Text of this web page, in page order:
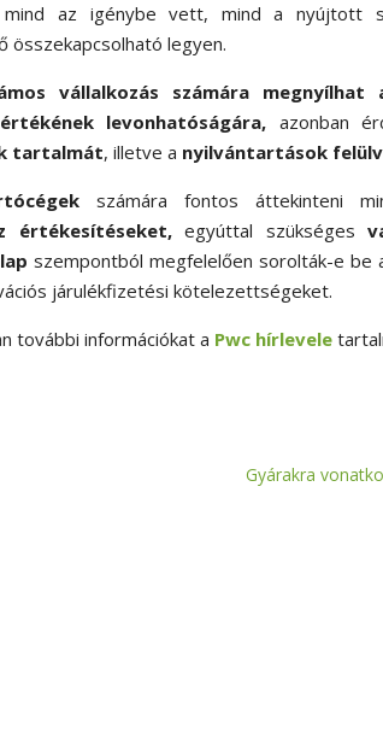
mind az igénybe vett, mind a nyújtott
összekapcsolható legyen.
vállalkozás számára
levonhatóságára, azonban
tartalmát, illetve a nyilvántartások
számára fontos áttekinteni
értékesítéseket,egyúttal szükséges
szempontból megfelelően sorolták-e be
járulékfizetési kötelezettségeket.
további információkat a Pwc hírlevele
Gyárakra